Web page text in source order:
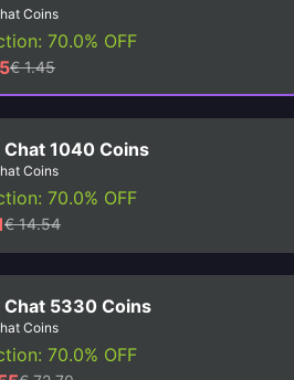
Coins
70.0% OFF
€ 1.45
Chat 1040 Coins
Coins
70.0% OFF
€ 14.54
Chat 5330 Coins
Coins
70.0% OFF